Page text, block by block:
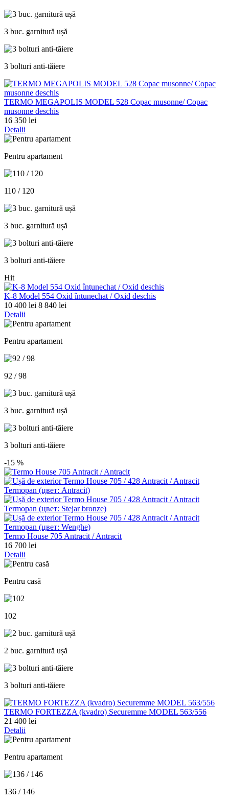
3 buc. garnitură ușă
3 bolturi anti-tăiere
TERMO MEGAPOLIS MODEL 528 Copac musonne/ Copac
musonne deschis
16 350 lei
Detalii
Pentru apartament
110 / 120
3 buc. garnitură ușă
3 bolturi anti-tăiere
Hit
K-8 Model 554 Oxid întunechat / Oxid deschis
10 400 lei 8 840 lei
Detalii
Pentru apartament
92 / 98
3 buc. garnitură ușă
3 bolturi anti-tăiere
-15 %
Termo House 705 Antracit / Antracit
16 700 lei
Detalii
Pentru casă
102
2 buc. garnitură ușă
3 bolturi anti-tăiere
ТЕRMO FORTEZZA (kvadro) Securemme MODEL 563/556
21 400 lei
Detalii
Pentru apartament
136 / 146